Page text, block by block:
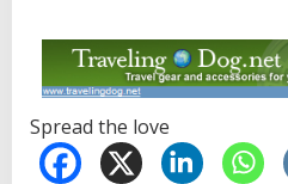
Spread the love